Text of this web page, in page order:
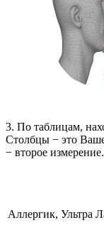
3. По таблицам,
Столбцы − это
− второе измерение.
Аллергик, Ультра